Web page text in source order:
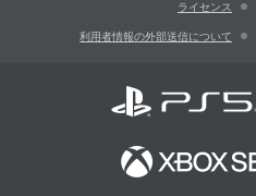
ライセンス
利用者情報の外部送信について